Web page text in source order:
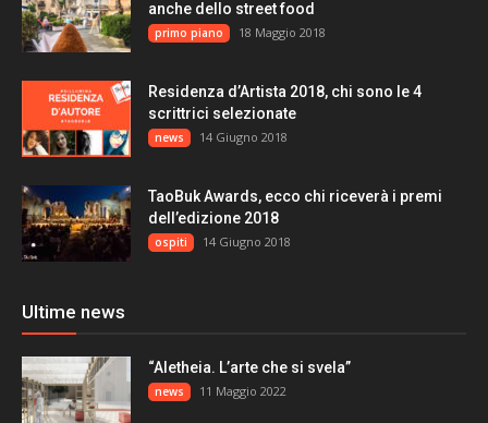
anche dello street food
primo piano 18 Maggio 2018
Residenza d’Artista 2018, chi sono le 4
scrittrici selezionate
news 14 Giugno 2018
TaoBuk Awards, ecco chi riceverà i premi
dell’edizione 2018
ospiti 14 Giugno 2018
Ultime news
“Aletheia. L’arte che si svela”
news 11 Maggio 2022